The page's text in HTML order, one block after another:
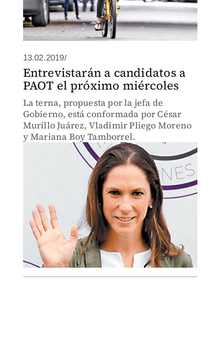
13.02.2019/
Entrevistarán a candidatos a
PAOT el próximo miércoles
La terna, propuesta por la jefa de
Gobierno, está conformada por César
Murillo Juárez, Vladimir Pliego Moreno
y Mariana Boy Tamborrel.